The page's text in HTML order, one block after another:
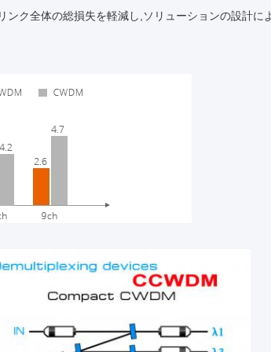
ク全体の総損失を軽減し,ソリューションの設計に